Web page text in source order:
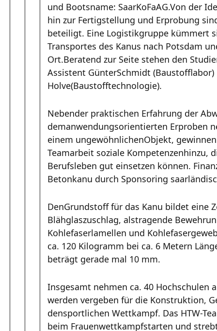
und Bootsname: SaarKoFaAG.Von der
hin zur Fertigstellung und Erprobung
beteiligt. Eine Logistikgruppe kümmert
Transportes des Kanus nach Potsdam
Ort.Beratend zur Seite stehen den
Assistent GünterSchmidt
Holve(Baustofftechnologie).
Nebender praktischen Erfahrung der
demanwendungsorientierten Erproben
einem ungewöhnlichenObjekt,
Teamarbeit soziale Kompetenzenhinzu,
Berufsleben gut einsetzen können.
Betonkanu durch Sponsoring
DenGrundstoff für das Kanu bildet eine
Blähglaszuschlag, alstragende
Kohlefaserlamellen und
ca. 120 Kilogramm bei ca. 6 Metern
beträgt gerade mal 10 mm.
Insgesamt nehmen ca. 40 Hochschulen
werden vergeben für die Konstruktion,
densportlichen Wettkampf. Das HTW-
beim Frauenwettkampfstarten und